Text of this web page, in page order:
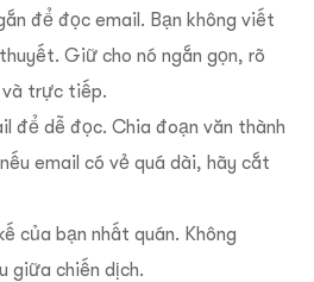
để đọc email. Bạn không viết
Giữ cho nó ngắn gọn, rõ
và trực tiếp.
để dễ đọc. Chia đoạn văn thành
email có vẻ quá dài, hãy cắt
của bạn nhất quán. Không
giữa chiến dịch.